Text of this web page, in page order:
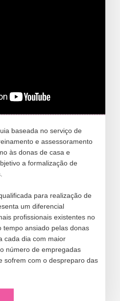
baseada no serviço de
e assessoramento
às donas de casa e
a formalização de
para realização de
um diferencial
profissionais existentes no
tempo ansiado pelas donas
cada dia com maior
número de empregadas
sofrem com o despreparo das